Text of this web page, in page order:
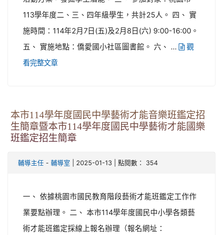
113學年度二、三、四年級學生，共計25人。 四、 實
施時間：114年2月7日(五)及2月8日(六) 9:00-16:00。
五、 實施地點：僑愛國小社區圖書館。 六、 ...
觀
看完整文章
本市114學年度國民中學藝術才能音樂班鑑定招
生簡章暨本市114學年度國民中學藝術才能國樂
班鑑定招生簡章
輔導主任 - 輔導室 | 2025-01-13 | 點閱數： 354
一、 依據桃園市國民教育階段藝術才能班鑑定工作作
業要點辦理。 二、 本市114學年度國民中小學各類藝
術才能班鑑定採線上報名辦理（報名網址：